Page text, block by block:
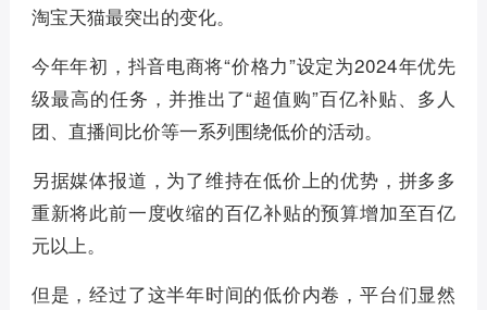
淘宝天猫最突出的变化。
今年年初，抖音电商将“价格力”设定为2024年优先
级最高的任务，并推出了“超值购”百亿补贴、多人
团、直播间比价等一系列围绕低价的活动。
另据媒体报道，为了维持在低价上的优势，拼多多
重新将此前一度收缩的百亿补贴的预算增加至百亿
元以上。
但是，经过了这半年时间的低价内卷，平台们显然